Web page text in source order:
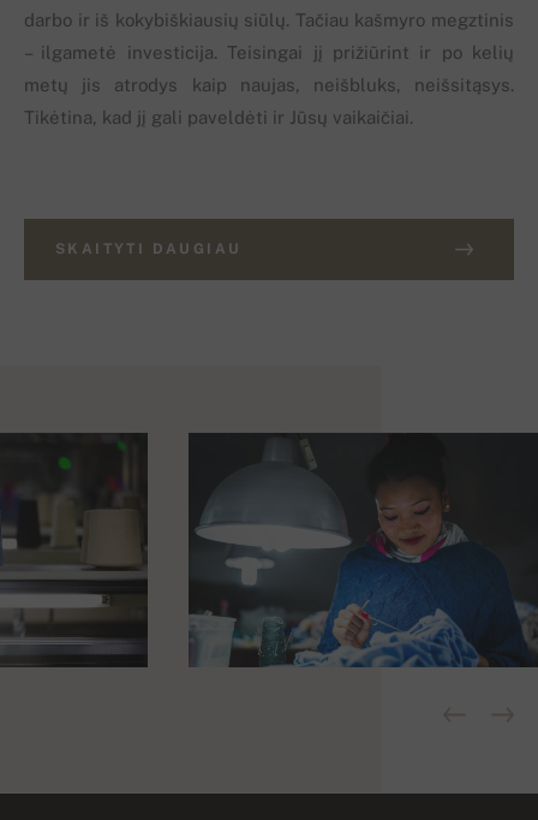
darbo ir iš kokybiškiausių siūlų. Tačiau kašmyro megztinis
– ilgametė investicija. Teisingai jį prižiūrint ir po kelių
metų jis atrodys kaip naujas, neišbluks, neišsitąsys.
Tikėtina, kad jį gali paveldėti ir Jūsų vaikaičiai.
SKAITYTI DAUGIAU